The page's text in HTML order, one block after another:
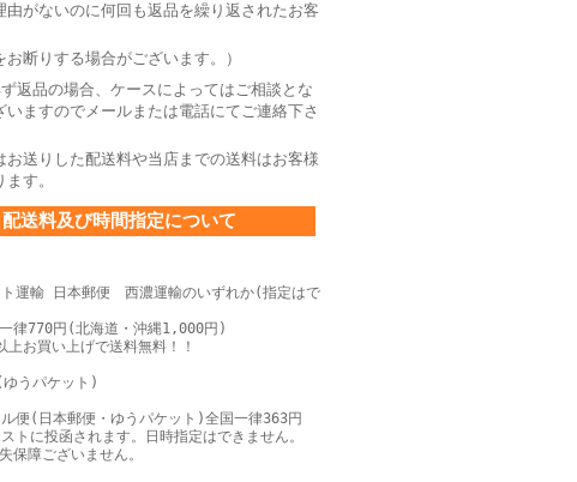
由がないのに何回も返品を繰り返されたお客
お断りする場合がございます。）
返品の場合、ケースによってはご相談とな
いますのでメールまたは電話にてご連絡下さ
お送りした配送料や当店までの送料はお客様
す。
配送料及び時間指定について
ト運輸 日本郵便 西濃運輸のいずれか(指定はで
律770円(北海道・沖縄1,000円)
お買い上げで送料無料！！
うパケット)
便(日本郵便・ゆうパケット)全国一律363円
トに投函されます。日時指定はできません。
保障ございません。